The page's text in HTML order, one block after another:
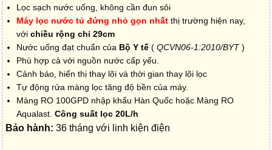
Lọc sạch nước uống, không cần đun sôi
Máy lọc nước tủ đứng nhỏ gọn nhấtthị trường hiện nay,
với chiều rộng chỉ 29cm
Nước uống đạt chuẩn của Bộ Y tế( QCVN06-1:2010/BYT)
Phù hợp cả với nguồn nước cấp yếu.
Cảnh báo, hiển thị thay lõi và thời gian thay lõi lọc
Tự động rửa màng lọc tăng độ bền của máy.
Màng RO 100GPD nhập khẩu Hàn Quốc hoặc Màng RO
Aqualast. Công suất lọc 20L/h
Bảo hành: 36 tháng với linh kiện điện